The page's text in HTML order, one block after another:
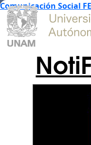
Comunicación Social